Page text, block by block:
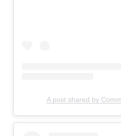
A post shared by